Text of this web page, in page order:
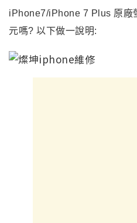
iPhone7/iPhone 7 Plus 原廠
元嗎? 以下做一說明: